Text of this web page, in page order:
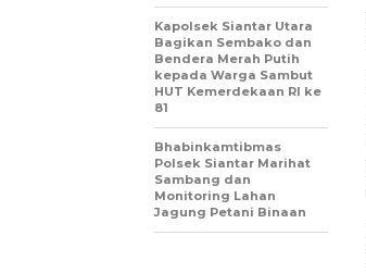
Kapolsek Siantar Utara
Bagikan Sembako dan
Bendera Merah Putih
kepada Warga Sambut
HUT Kemerdekaan RI ke
81
Bhabinkamtibmas
Polsek Siantar Marihat
Sambang dan
Monitoring Lahan
Jagung Petani Binaan